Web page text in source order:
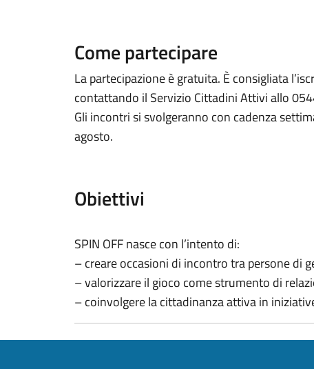
Come partecipare
La partecipazione è gratuita. È consigliata
contattando il Servizio Cittadini Attivi allo
Gli incontri si svolgeranno con cadenza
agosto.
Obiettivi
SPIN OFF nasce con l’intento di:
– creare occasioni di incontro tra persone di
– valorizzare il gioco come strumento di
– coinvolgere la cittadinanza attiva in